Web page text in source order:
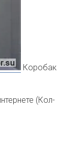
Коробак
(Кол-